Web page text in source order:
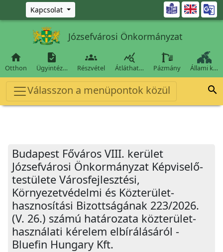
Ugrás a fő tartalomra
Kapcsolat 
Józsefvárosi Önkormányzat

Otthon

Ügyintéz…

Részvétel

Átláthat… Pázmány Állami k…
Válasszon a menüpontok közül 
Budapest Főváros VIII. kerület
Józsefvárosi Önkormányzat Képviselő-
testülete Városfejlesztési,
Környezetvédelmi és Közterület-
hasznosítási Bizottságának 223/2026.
(V. 26.) számú határozata közterület-
használati kérelem elbírálásáról -
Bluefin Hungary Kft.